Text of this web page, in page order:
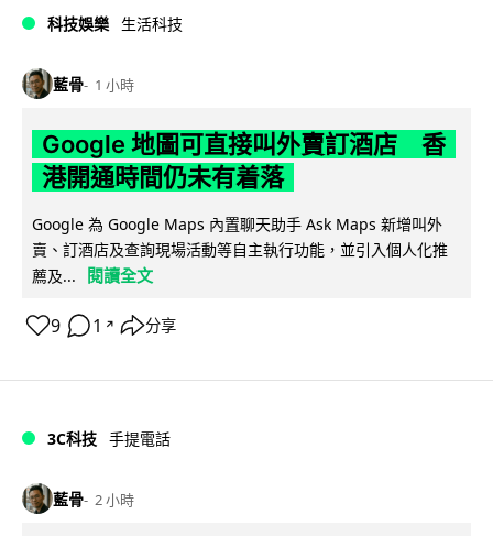
科技娛樂 生活科技
藍骨 1 小時
Google 地圖可直接叫外賣訂酒店 香
港開通時間仍未有着落
Google 為 Google Maps 內置聊天助手 Ask Maps 新增叫外
賣、訂酒店及查詢現場活動等自主執行功能，並引入個人化推
薦及...
閱讀全文
9 1 ↗ 分享
3C科技 手提電話
藍骨 2 小時